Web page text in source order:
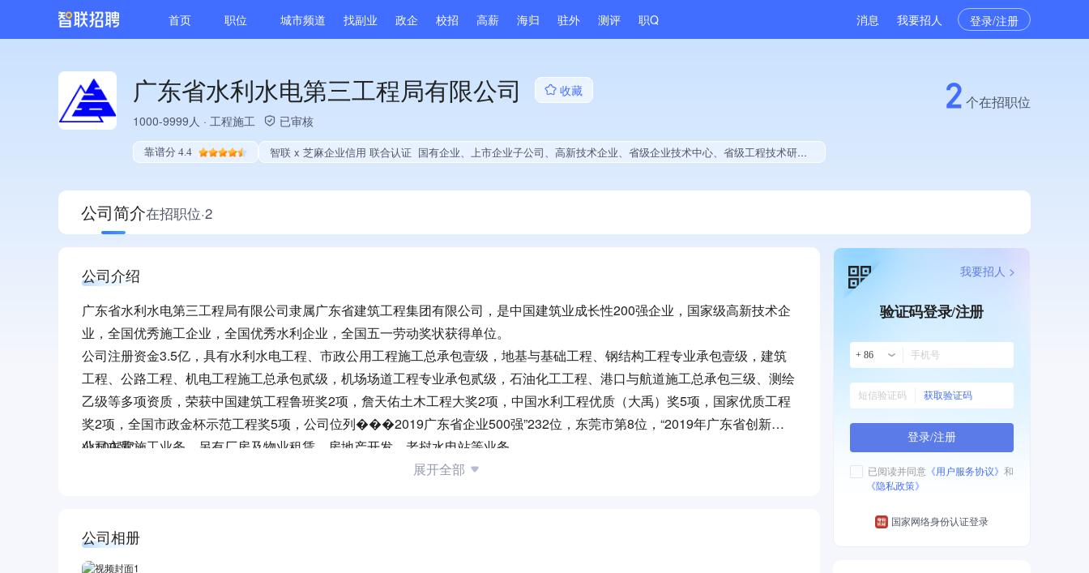
首页 职位 城市频道 找副业 政企 校招 高薪 海归 驻外 测评 职Q 消息 我要招人 登录/注册
广东省水利水电第三工程局有限公司
收藏
1000-9999人 · 工程施工 已审核
靠谱分 4.4 智联 x 芝麻企业信用 联合认证 国有企业、上市企业子公司、高新技术企业、省级企业技术中心、省级工程技术研究中心、政府供应商、上市企业供应商、国企供应商、战略性新兴领域创新能力、绝对控股9家公司、薪资水平全省同行前40%、A级纳税人、水利建设信用AAA级、守合同重信用企业、知名品牌供应商、多产业布局、拥有节能环保技术、拥有自主品牌、拥有高价值专利、专利授权量同领域前500、技术布局行业领先、拥有绿色低碳技术、经营年限全国同行前5%、集团成员、权威管理体系认证、大学生就业贡献、2025年公开项目中标、拥有绿色资质、拥有工艺创新能力、拥有著作权、软件研发量位于同行前40%
2 个在招职位
公司简介在招职位·2
公司介绍
广东省水利水电第三工程局有限公司隶属广东省建筑工程集团有限公司，是中国建筑业成长性200强企业，国家级高新技术企
业，全国优秀施工企业，全国优秀水利企业，全国五一劳动奖状获得单位。
公司注册资金3.5亿，具有水利水电工程、市政公用工程施工总承包壹级，地基与基础工程、钢结构工程专业承包壹级，建筑
工程、公路工程、机电工程施工总承包贰级，机场场道工程专业承包贰级，石油化工工程、港口与航道施工总承包三级、测绘
乙级等多项资质，荣获中国建筑工程鲁班奖2项，詹天佑土木工程大奖2项，中国水利工程优质（大禹）奖5项，国家优质工程
奖2项，全国市政金杯示范工程奖5项，公司位列���2019广东省企业500强”232位，东莞市第8位，“2019年广东省创新企
业100强”。
公司主营施工业务，另有厂房及物业租赁、房地产开发、老挝水电站等业务。
展开全部
公司相册
验证码登录/注册
+ 86
获取验证码
登录/注册
已阅读并同意 《用户服务协议》 和
《隐私政策》
国家网络身份认证登录
我要招人 >